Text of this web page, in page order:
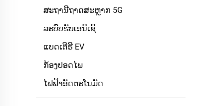
ສະຖານີຖາດສະຫຼາກ 5G
ລະບົບຮັບເອນິເຊີ
ແບດເຕີຣີ EV
ກ້ອງປອດໄພ
ໄຟຟ້າອັດຕະໂນມັດ